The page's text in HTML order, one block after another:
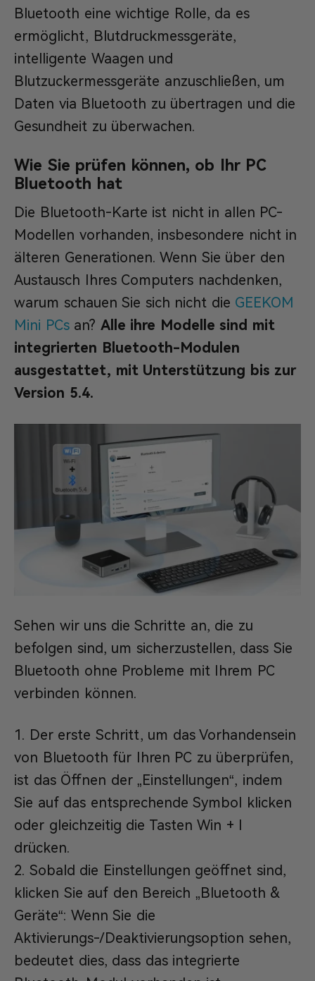
Bluetooth eine wichtige Rolle, da es
ermöglicht, Blutdruckmessgeräte,
intelligente Waagen und
Blutzuckermessgeräte anzuschließen, um
Daten via Bluetooth zu übertragen und die
Gesundheit zu überwachen.
Wie Sie prüfen können, ob Ihr PC
Bluetooth hat
Die Bluetooth-Karte ist nicht in allen PC-
Modellen vorhanden, insbesondere nicht in
älteren Generationen. Wenn Sie über den
Austausch Ihres Computers nachdenken,
warum schauen Sie sich nicht die GEEKOM
Mini PCsan? Alle ihre Modelle sind mit
integrierten Bluetooth-Modulen
ausgestattet, mit Unterstützung bis zur
Version 5.4.
Sehen wir uns die Schritte an, die zu
befolgen sind, um sicherzustellen, dass Sie
Bluetooth ohne Probleme mit Ihrem PC
verbinden können.
Der erste Schritt, um das Vorhandensein
von Bluetooth für Ihren PC zu überprüfen,
ist das Öffnen der „Einstellungen“, indem
Sie auf das entsprechende Symbol klicken
oder gleichzeitig die Tasten Win + I
drücken.
Sobald die Einstellungen geöffnet sind,
klicken Sie auf den Bereich „Bluetooth &
Geräte“: Wenn Sie die
Aktivierungs-/Deaktivierungsoption sehen,
bedeutet dies, dass das integrierte